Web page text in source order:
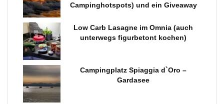
Campinghotspots) und ein Giveaway
Low Carb Lasagne im Omnia (auch
unterwegs figurbetont kochen)
Campingplatz Spiaggia d`Oro –
Gardasee